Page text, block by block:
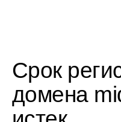
Срок
домена